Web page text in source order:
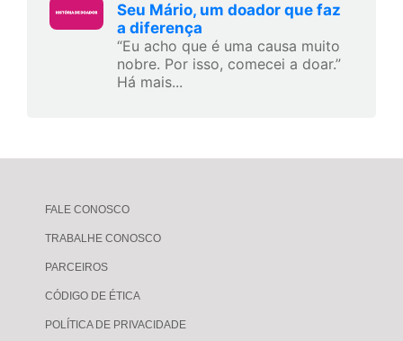
Seu Mário, um doador que faz
a diferença
“Eu acho que é uma causa muito
nobre. Por isso, comecei a doar.”
Há mais...
FALE CONOSCO
TRABALHE CONOSCO
PARCEIROS
CÓDIGO DE ÉTICA
POLÍTICA DE PRIVACIDADE